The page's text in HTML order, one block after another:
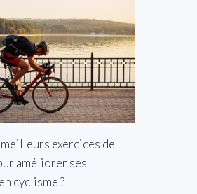
exercices de
améliorer ses
cyclisme ?